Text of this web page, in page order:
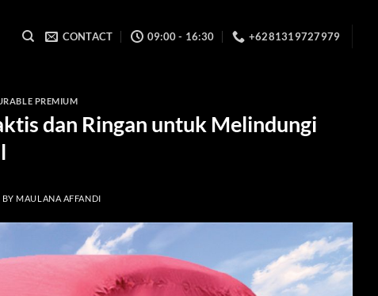
CONTACT 09:00 - 16:30 +6281319727979
PREMIUM
dan Ringan untuk Melindungi
BY MAULANA AFFANDI